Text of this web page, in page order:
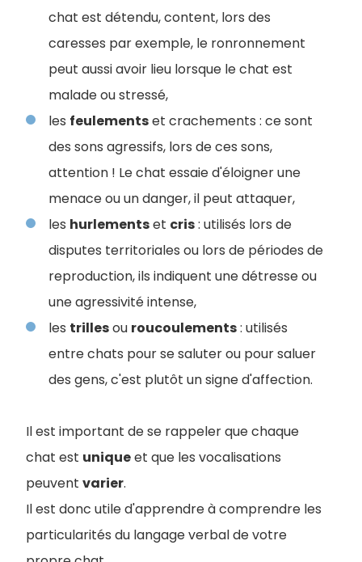
chat est détendu, content, lors des
caresses par exemple, le ronronnement
peut aussi avoir lieu lorsque le chat est
malade ou stressé,
les feulementset crachements : ce sont
des sons agressifs, lors de ces sons,
attention ! Le chat essaie d'éloigner une
menace ou un danger, il peut attaquer,
les hurlementset cris: utilisés lors de
disputes territoriales ou lors de périodes de
reproduction, ils indiquent une détresse ou
une agressivité intense,
les trillesou roucoulements: utilisés
entre chats pour se saluter ou pour saluer
des gens, c'est plutôt un signe d'affection.
Il est important de se rappeler que chaque
chat est uniqueet que les vocalisations
peuvent varier.
Il est donc utile d'apprendre à comprendre les
particularités du langage verbal de votre